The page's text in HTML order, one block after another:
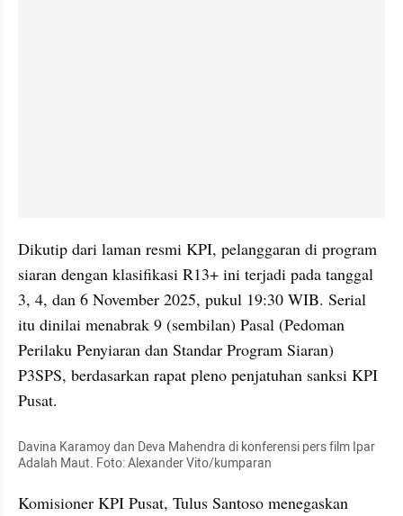
Dikutip dari laman resmi KPI, pelanggaran di program
siaran dengan klasifikasi R13+ ini terjadi pada tanggal
3, 4, dan 6 November 2025, pukul 19:30 WIB. Serial
itu dinilai menabrak 9 (sembilan) Pasal (Pedoman
Perilaku Penyiaran dan Standar Program Siaran)
P3SPS, berdasarkan rapat pleno penjatuhan sanksi KPI
Pusat.
Davina Karamoy dan Deva Mahendra di konferensi pers film Ipar
Adalah Maut. Foto: Alexander Vito/kumparan
Komisioner KPI Pusat, Tulus Santoso menegaskan